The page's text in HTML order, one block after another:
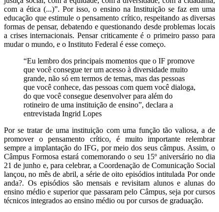
com a ética (...)”. Por isso, o ensino na Instituição se faz em uma
educação que estimule o pensamento crítico, respeitando as diversas
formas de pensar, debatendo e questionando desde problemas locais
a crises internacionais. Pensar criticamente é o primeiro passo para
mudar o mundo, e o Instituto Federal é esse começo.
“Eu lembro dos principais momentos que o IF promove
que você consegue ter um acesso à diversidade muito
grande, não só em termos de temas, mas das pessoas
que você conhece, das pessoas com quem você dialoga,
do que você consegue desenvolver para além do
rotineiro de uma instituição de ensino”, declara a
entrevistada Ingrid Lopes
Por se tratar de uma instituição com uma função tão valiosa, a de
promover o pensamento crítico, é muito importante relembrar
sempre a implantação do IFG, por meio dos seus câmpus. Assim, o
Câmpus Formosa estará comemorando o seu 15º aniversário no dia
21 de junho e, para celebrar, a Coordenação de Comunicação Social
lançou, no mês de abril, a série de oito episódios intitulada Por onde
anda?. Os episódios são mensais e revisitam alunos e alunas do
ensino médio e superior que passaram pelo Câmpus, seja por cursos
técnicos integrados ao ensino médio ou por cursos de graduação.